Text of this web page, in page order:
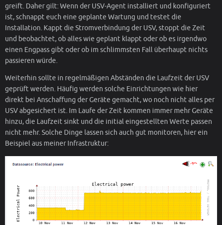
greift. Daher gilt: Wenn der USV-Agent installiert und konfiguriert
ist, schnappt euch eine geplante Wartung und testet die
Installation. Kappt die Stromverbindung der USV, stoppt die Zeit
und beobachtet, ob alles wie geplant klappt oder ob es irgendwo
einen Engpass gibt oder ob im schlimmsten Fall überhaupt nichts
passieren würde.
Weiterhin sollte in regelmäßigen Abständen die Laufzeit der USV
geprüft werden. Häufig werden solche Einrichtungen wie hier
direkt bei Anschaffung der Geräte gemacht, wo noch nicht alles per
USV abgesichert ist. Im Laufe der Zeit kommen immer mehr Geräte
hinzu, die Laufzeit sinkt und die initial eingestellten Werte passen
nicht mehr. Solche Dinge lassen sich auch gut monitoren, hier ein
Beispiel aus meiner Infrastruktur: